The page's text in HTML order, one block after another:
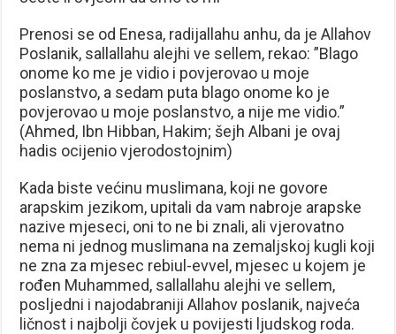
Prenosi se od Enesa, radijallahu anhu, da je Allahov
Poslanik, sallallahu alejhi ve sellem, rekao: ”Blago
onome ko me je vidio i povjerovao u moje
poslanstvo, a sedam puta blago onome ko je
povjerovao u moje poslanstvo, a nije me vidio.”
(Ahmed, Ibn Hibban, Hakim; šejh Albani je ovaj
hadis ocijenio vjerodostojnim)
Kada biste većinu muslimana, koji ne govore
arapskim jezikom, upitali da vam nabroje arapske
nazive mjeseci, oni to ne bi znali, ali vjerovatno
nema ni jednog muslimana na zemaljskoj kugli koji
ne zna za mjesec rebiul-evvel, mjesec u kojem je
rođen Muhammed, sallallahu alejhi ve sellem,
posljedni i najodabraniji Allahov poslanik, najveća
ličnost i najbolji čovjek u povijesti ljudskog roda.